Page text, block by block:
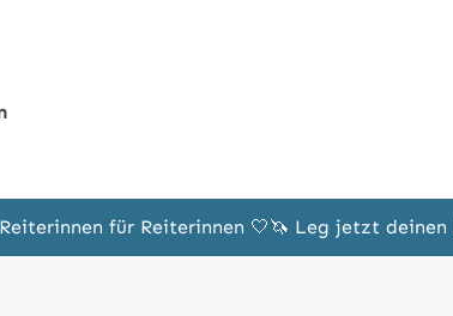
für Reiterinnen 🤍🦄 Leg jetzt